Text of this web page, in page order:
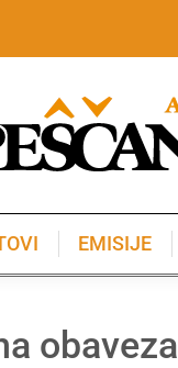
EMISIJE